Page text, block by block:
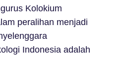
Kolokium
peralihan menjadi
Indonesia adalah